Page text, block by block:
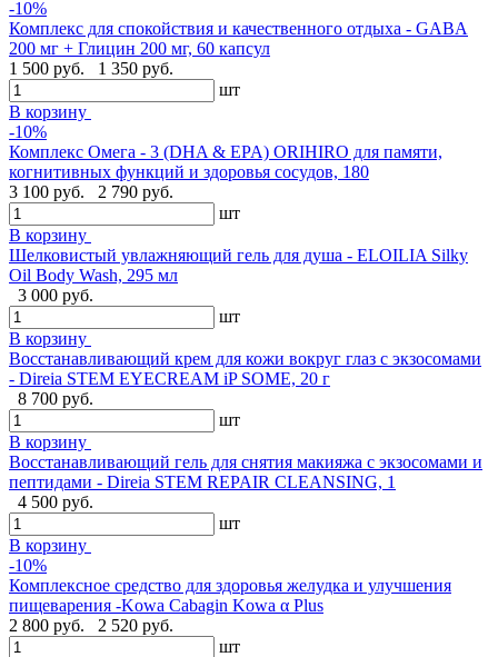
-10%
Комплекс для спокойствия и качественного отдыха - GABA
200 мг + Глицин 200 мг, 60 капсул
1 500 руб.
1 350 руб.
шт
В корзину
-10%
Комплекс Омега - 3 (DHA & EPA) ORIHIRO для памяти,
когнитивных функций и здоровья сосудов, 180
3 100 руб.
2 790 руб.
шт
В корзину
Шелковистый увлажняющий гель для душа - ELOILIA Silky
Oil Body Wash, 295 мл
3 000 руб.
шт
В корзину
Восстанавливающий крем для кожи вокруг глаз с экзосомами
- Direia STEM EYECREAM iP SOME, 20 г
8 700 руб.
шт
В корзину
Восстанавливающий гель для снятия макияжа с экзосомами и
пептидами - Direia STEM REPAIR CLEANSING, 1
4 500 руб.
шт
В корзину
-10%
Комплексное средство для здоровья желудка и улучшения
пищеварения -Kowa Cabagin Kowa α Plus
2 800 руб.
2 520 руб.
шт